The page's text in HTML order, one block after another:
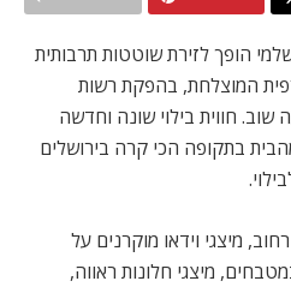
הופך לזירת שוטטות תרבותית
המוצלחת, בהפקת רשות
שוב. חווית בילוי שונה וחדשה
בתקופה הכי קרה בירושלים
מיצגי וידאו מוקרנים על
מיצגי חלונות ראווה,